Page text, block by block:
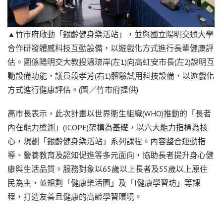
▲竹市府啟動「銀齡健身樂活站」，並與國立陽明交通大學
合作研發體感科技互動設備，以遊戲化方式進行長輩健康評
估。圖係陽明交大教授溫瓌岸(左1)向高虹安市長(左2)說明互
動設備功能，議員段孝芳(右1)體驗試用科技設備，以遊戲化
方式進行健康評估。(圖／竹市府提供)
高市長表示，此次計畫以世界衛生組織(WHO)推動的「長者
內在能力檢測」(ICOPE)架構為基礎，以六大能力指標為核
心，規劃「銀齡健身樂活站」系列課程。內容整合運動指
導、營養教育及認知促進等多元面向，協助長者提升身心健
康與生活品質。服務對象以65歲以上長者及55歲以上原住
民為主，並規劃「健康樂活園」及「I健康學習坊」等課
程，打造友善且健康的高齡學習環境。